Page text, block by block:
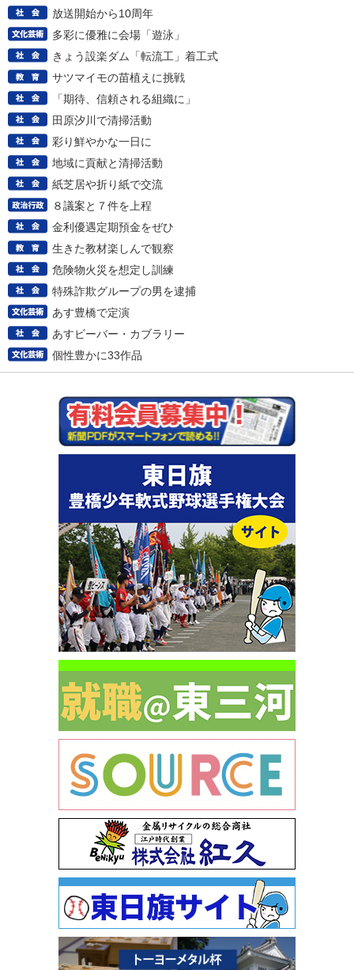
放送開始から10周年
多彩に優雅に会場「遊泳」
きょう設楽ダム「転流工」着工式
サツマイモの苗植えに挑戦
「期待、信頼される組織に」
田原汐川で清掃活動
彩り鮮やかな一日に
地域に貢献と清掃活動
紙芝居や折り紙で交流
８議案と７件を上程
金利優遇定期預金をぜひ
生きた教材楽しんで観察
危険物火災を想定し訓練
特殊詐欺グループの男を逮捕
あす豊橋で定演
あすビーバー・カブラリー
個性豊かに33作品